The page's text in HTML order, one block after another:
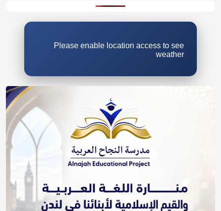
Please enable location access to see
weather